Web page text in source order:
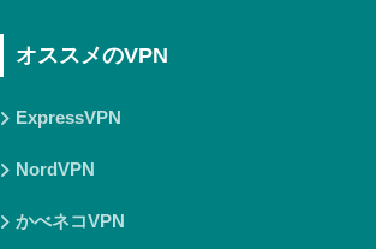
オススメのVPN
ExpressVPN
NordVPN
かべネコVPN